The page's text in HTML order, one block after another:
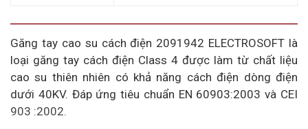
Găng tay cao su cách điện 2091942 ELECTROSOFT là
loại găng tay cách điện Class 4 được làm từ chất liệu
cao su thiên nhiên có khả năng cách điện dòng điện
dưới 40KV. Đáp ứng tiêu chuẩn EN 60903:2003 và CEI
903 :2002.